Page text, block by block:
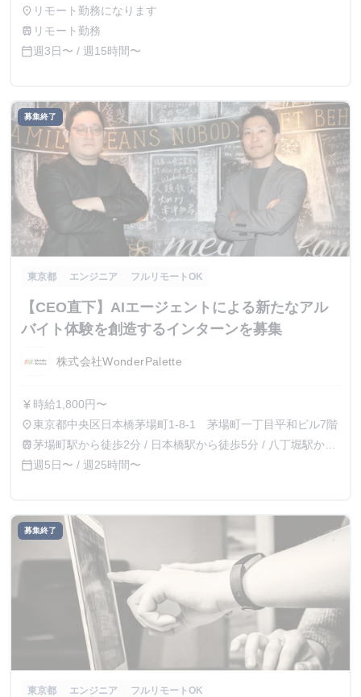
に応じて昇給あり）
place リモート勤務になります
train リモート勤務
calendar_today週3日〜 / 週15時間〜
募集終了
東京都 エンジニア フルリモートOK
【CEO直下】AIエージェントによる新たなアル
バイト体験を創造するインターンを募集
株式会社WonderPalette
currency_yen 時給1,800円〜
place東京都中央区日本橋茅場町1-8-1 茅場町一丁目平和ビル7階
train茅場町駅から徒歩2分 / 日本橋駅から徒歩5分 / 八丁堀駅から
徒歩8分
calendar_today週5日〜 / 週25時間〜
募集終了
東京都 エンジニア フルリモートOK